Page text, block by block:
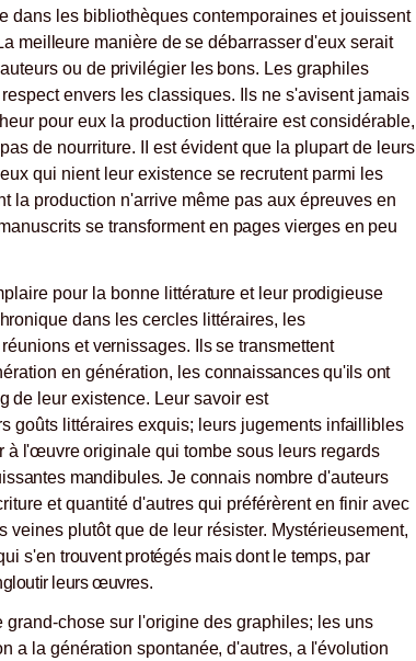
dans les bibliothèques contemporaines et jouissent
meilleure manière de se débarrasser d'eux serait
ou de privilégier les bons. Les graphiles
envers les classiques. Ils ne s'avisent jamais
pour eux la production littéraire est considérable,
de nourriture. II est évident que la plupart de leurs
qui nient leur existence se recrutent parmi les
la production n'arrive même pas aux épreuves en
se transformenten pages vierges en peu
pour la bonne littérature et leur prodigieuse
nique dans les cercles littéraires, les
et vernissages. Ils se transmettent
en génération, les connaissances qu'ils ont
de leur existence. Leur savoir est
goûts littéraires exquis; leurs jugements infaillibles
à l'œuvre originale qui tombe sous leurs regards
mandibules. Je connais nombre d'auteurs
et quantité d'autres qui préférèrent en finir avec
veines plutôt que de leur résister. Mystérieusement,
s'en trouvent protégés mais dont le temps, par
leurs œuvres.
grand-chose sur l'origine des graphiles; les uns
a la génération spontanée, d'autres, a l'évolution